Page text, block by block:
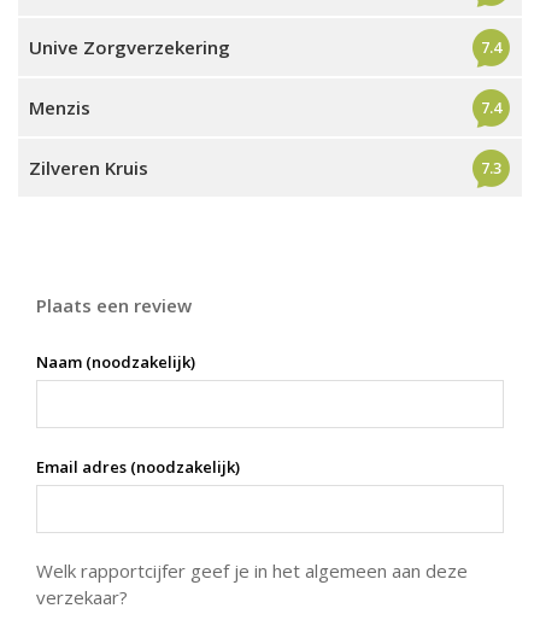
Unive Zorgverzekering 7.4
Menzis 7.4
Zilveren Kruis 7.3
Plaats een review
Naam (noodzakelijk)
Email adres (noodzakelijk)
Welk rapportcijfer geef je in het algemeen aan deze
verzekaar?